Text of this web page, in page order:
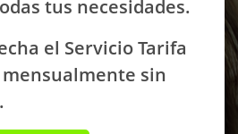
tus necesidades.
el Servicio Tarifa
sin